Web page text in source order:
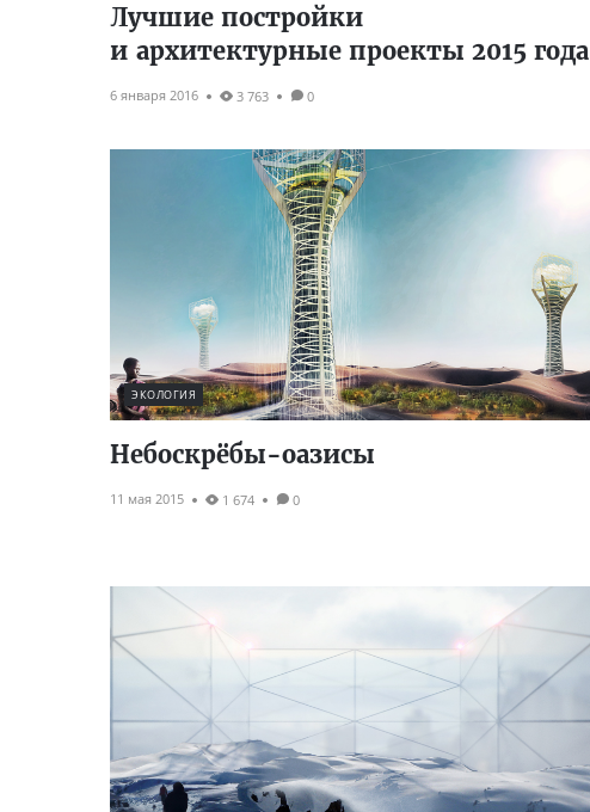
Лучшие постройки
и архитектурные проекты 2015 года
6 января 2016 3 763 0
ЭКОЛОГИЯ
Небоскрёбы-оазисы
11 мая 2015 1 674 0